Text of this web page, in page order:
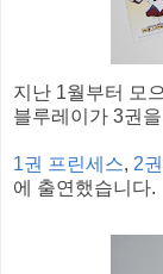
지난 1월부터 모
블루레이가 3권
1권 프린세스, 2
에 출연했습니다.